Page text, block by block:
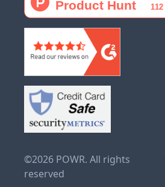
©2026 POWR. All rights
reserved